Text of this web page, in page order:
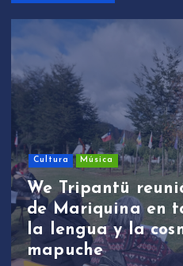
Cultura Música
We Tripantü
de Mariquina en
la lengua y la
mapuche